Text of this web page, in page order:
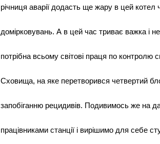
рiчниця аварiї додасть ще жару в цей котел
домiрковувань. А в цей час триває важка i
потрiбна всьому свiтовi праця по контролю
Сховища, на яке перетворився четвертий
запобiганню рецидивiв. Подивимось же на
працiвниками станцiї i вирiшимо для себе